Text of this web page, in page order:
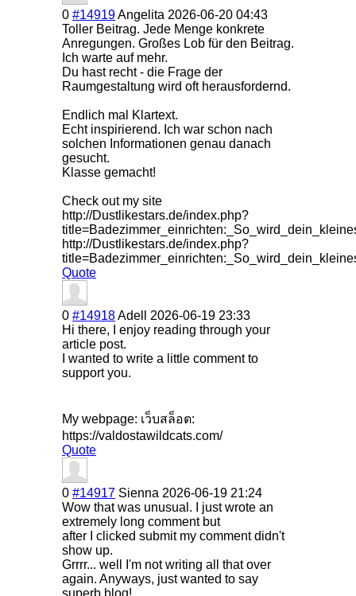
0 #14919Angelita 2026-06-20 04:43
Toller Beitrag. Jede Menge konkrete
Anregungen. Großes Lob für den Beitrag.
Ich warte auf mehr.
Du hast recht - die Frage der
Raumgestaltung wird oft herausfordernd.
Endlich mal Klartext.
Echt inspirierend. Ich war schon nach
solchen Informationen genau danach
gesucht.
Klasse gemacht!
Check out my site
http://Dustlikestars.de/index.php?
http://Dustlikestars.de/index.php?
Quote
0 #14918Adell
2026-06-19 23:33
Hi there, I enjoy reading through your
article post.
I wanted to write a little comment to
support you.
My webpage: เว็บสล็อต:
https://valdostawildcats.com/
Quote
0 #14917 Sienna 2026-06-19 21:24
Wow that was unusual. I just wrote an
extremely long comment but
after I clicked submit my comment didn't
show up.
Grrrr... well I'm not writing all that over
again. Anyways, just wanted to say
superb blog!